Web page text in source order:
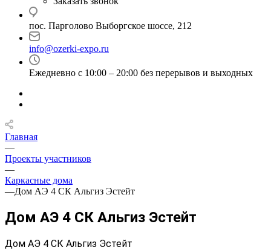
пос. Парголово Выборгское шоссе, 212
info@ozerki-expo.ru
Ежедневно с 10:00 – 20:00 без перерывов и выходных
Главная
—
Проекты участников
—
Каркасные дома
—Дом АЭ 4 СК Альгиз Эстейт
Дом АЭ 4 СК Альгиз Эстейт
Дом АЭ 4 СК Альгиз Эстейт